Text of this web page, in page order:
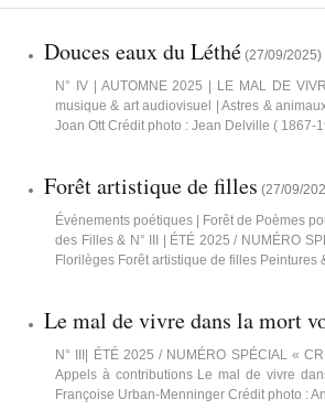
Douces eaux du Léthé (27/09/2025)
N° IV | AUTOMNE 2025 | LE MAL DE
musique & art audiovisuel | Astres &
Joan Ott Crédit photo : Jean Delville ( 1867-
Forêt artistique de filles (27/09/
Événements poétiques | Forêt de Poèmes
des Filles & N° III | ÉTÉ 2025 / NUMÉRO
Florilèges Forêt artistique de filles Peintures
Le mal de vivre dans la mort
N° III| ÉTÉ 2025 / NUMÉRO SPÉCIAL «
Appels à contributions Le mal de vivre
Françoise Urban-Menninger Crédit photo :